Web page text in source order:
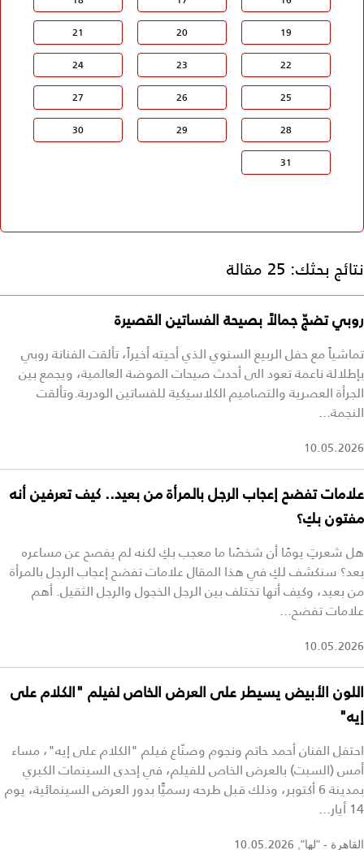
19
20
21
22
23
24
25
26
27
28
29
30
31
نتائج بحثك: 25 مقالة
روبي تضجّ جمالاً بصيحة الفساتين القصيرة
تماشياً مع حفل الربيع السنوي الذي أحيته أخيراً، تألقت الفنانة روبي
بإطلالة ناعمة تعود الى أحدث صيحات الموضة العالمية، ويجمع بين
الجرأة العصرية والتصاميم الكلاسيكية للفساتين الودربة.وتألقت
النجمة...
10.05.2026
علامات تفضح إعجاب الرجل بالمرأة من بعيد.. كيف تعرفين أنه
مفتون بكِ؟
هل شعرتِ يومًا أن شخصًا ما معجب بكِ لكنه لم يفصح عن مساعره
بعد؟ سنكشف لكِ في هذا المقال علامات تفضح إعجاب الرجل بالمرأة
من بعيد، وكيف أنها تختلف بين الرجل الخجول والرجل الثقيل. أهم
علامات تفضح...
10.05.2026
اللون الأبيض يسيطر على العرض الخاص لفيلم "الكلام على
إيه"
احتفل الفنان أحمد حاتم ونجوم وصنّاع فيلم "الكلام على إيه"، مساء
أمس (السبت) بالعرض الخاص للفيلم، في إحدى السينمات الكبري
بمدينة 6 أكتوبر، وذلك قبل طرحه رسميًّا بدور العرض السينمائية، يوم
14 أيار...
القاهرة - "لها", 10.05.2026